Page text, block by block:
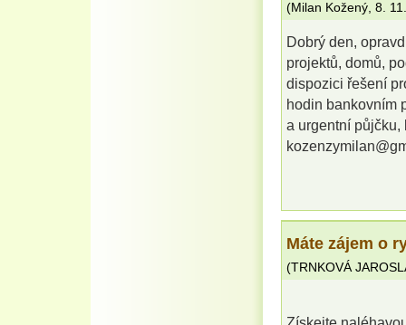
(Milan Kožený, 8.
Dobrý den,
projektů, domů,
dispozici řešení
hodin bankovním
a urgentní půjčku,
Máte zájem o
(TRNKOVÁ